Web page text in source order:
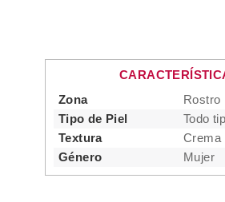
Zona
Rostro
Tipo de Piel
Todo
Textura
Crema
Género
Mujer